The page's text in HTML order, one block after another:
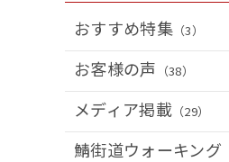
おすすめ特集 （3）
お客様の声 （38）
メディア掲載 （29）
鯖街道ウォーキング